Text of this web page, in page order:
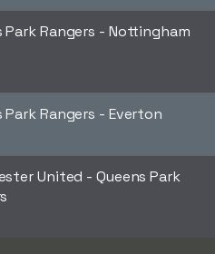
Park Rangers - Nottingham
Park Rangers - Everton
United - Queens Park